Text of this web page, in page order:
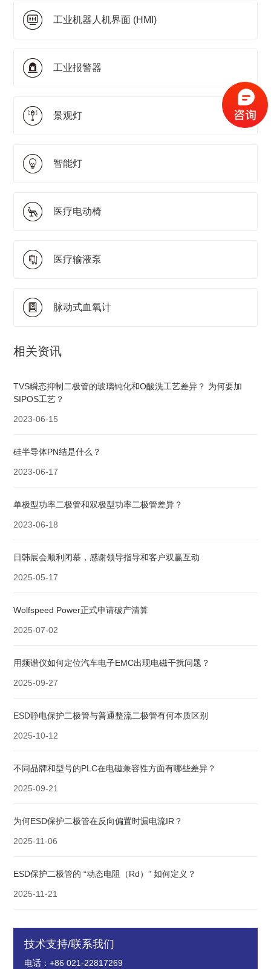
工业机器人机界面 (HMI)
工业报警器
景观灯
智能灯
医疗电动椅
医疗输液泵
脉动式血氧计
相关资讯
TVS瞬态抑制二极管的玻璃钝化和O酸洗工艺差异？ 为何要加
SIPOS工艺？
2023-06-15
硅半导体PN结是什么？
2023-06-17
单极型功率二极管和双极型功率二极管差异？
2023-06-18
日韩展会顺利闭慕，感谢领导指导和客户双赢互动
2025-05-17
Wolfspeed Power正式申请破产清算
2025-07-02
用频谱仪如何定位汽车电子EMC出现电磁干扰问题？
2025-09-27
ESD静电保护二极管与普通整流二极管有何本质区别
2025-10-12
不同品牌和型号的PLC在电磁兼容性方面有哪些差异？
2025-09-21
为何ESD保护二极管在反向偏置时漏电流IR？
2025-11-06
ESD保护二极管的 “动态电阻（Rd）” 如何定义？
2025-11-21
技术支持/联系我们
电话：+86 021-22817269